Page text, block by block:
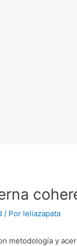
/ Por leliazapata
metodología y